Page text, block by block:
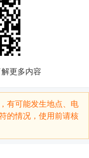
更多内容
有可能发生地点、电
的情况，使用前请核